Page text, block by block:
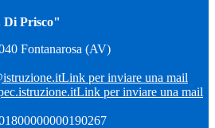
Di Prisco"
Fontanarosa (AV)
Link per inviare una mail
Link per inviare una mail